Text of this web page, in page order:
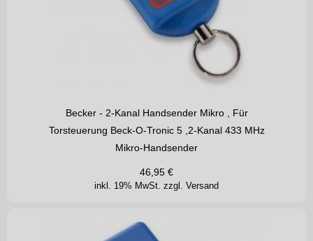
Becker - 2-Kanal Handsender Mikro , Für
Torsteuerung Beck-O-Tronic 5 ,2-Kanal 433 MHz
Mikro-Handsender
inkl. 19% MwSt. zzgl. Versand
46,95 €